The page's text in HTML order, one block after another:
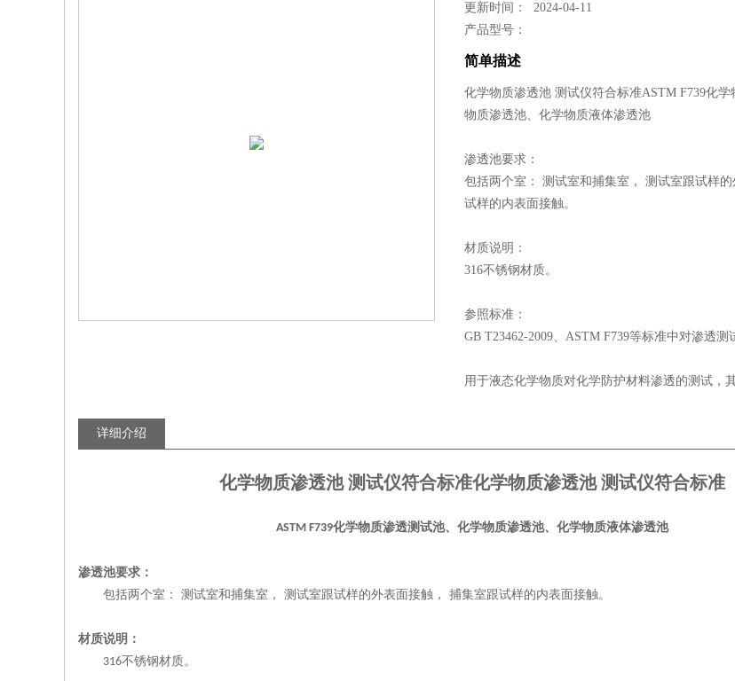
更新时间： 2024-04-11
产品型号：
简单描述
化学物质渗透池 测试仪符合标准ASTM F739化
物质渗透池、化学物质液体渗透池
渗透池要求：
包括两个室： 测试室和捕集室， 测试室跟试样
试样的内表面接触。
材质说明：
316不锈钢材质。
参照标准：
GB T23462-2009、ASTM F739等标准中对渗透测
用于液态化学物质对化学防护材料渗透的测试，
详细介绍
化学物质渗透池 测试仪符合标准化学物质渗透池 测试仪符合标准
ASTM F739化学物质渗透测试池、化学物质渗透池、化学物质液体渗透池
渗透池要求：
包括两个室：
测试室和捕集室， 测试室跟试样的外表面接触， 捕集室跟试样的内表面接触。
材质说明：
316不锈钢材质。